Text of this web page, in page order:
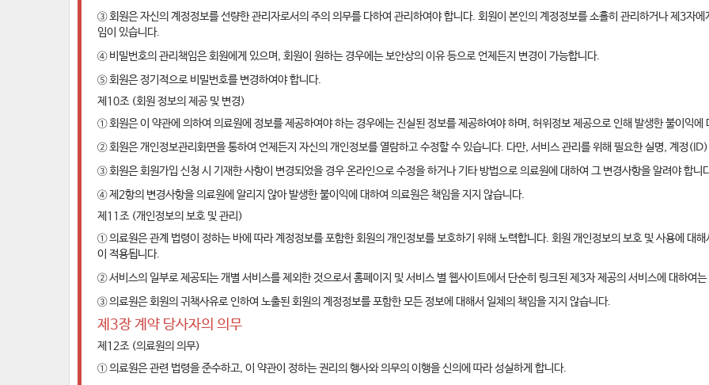
③ 회원은 자신의 계정정보를 선량한 관리자로서의 주의 의무를 다하여 관리하여야 합니다. 회원이 본인의 계정정보를 소홀히 관리하거나 제3자
임이 있습니다.
④ 비밀번호의 관리책임은 회원에게 있으며, 회원이 원하는 경우에는 보안상의 이유 등으로 언제든지 변경이 가능합니다.
⑤ 회원은 정기적으로 비밀번호를 변경하여야 합니다.
제10조 (회원 정보의 제공 및 변경)
① 회원은 이 약관에 의하여 의료원에 정보를 제공하여야 하는 경우에는 진실된 정보를 제공하여야 하며, 허위정보 제공으로 인해 발생한 불이익에
② 회원은 개인정보관리화면을 통하여 언제든지 자신의 개인정보를 열람하고 수정할 수 있습니다. 다만, 서비스 관리를 위해 필요한 실명, 계정
③ 회원은 회원가입 신청 시 기재한 사항이 변경되었을 경우 온라인으로 수정을 하거나 기타 방법으로 의료원에 대하여 그 변경사항을 알려야 합니
④ 제2항의 변경사항을 의료원에 알리지 않아 발생한 불이익에 대하여 의료원은 책임을 지지 않습니다.
제11조 (개인정보의 보호 및 관리)
① 의료원은 관계 법령이 정하는 바에 따라 계정정보를 포함한 회원의 개인정보를 보호하기 위해 노력합니다. 회원 개인정보의 보호 및 사용에 대
이 적용됩니다.
② 서비스의 일부로 제공되는 개별 서비스를 제외한 것으로서 홈페이지 및 서비스 별 웹사이트에서 단순히 링크된 제3자 제공의 서비스에 대하여
③ 의료원은 회원의 귀책사유로 인하여 노출된 회원의 계정정보를 포함한 모든 정보에 대해서 일체의 책임을 지지 않습니다.
제3장 계약 당사자의 의무
제12조 (의료원의 의무)
① 의료원은 관련 법령을 준수하고, 이 약관이 정하는 권리의 행사와 의무의 이행을 신의에 따라 성실하게 합니다.